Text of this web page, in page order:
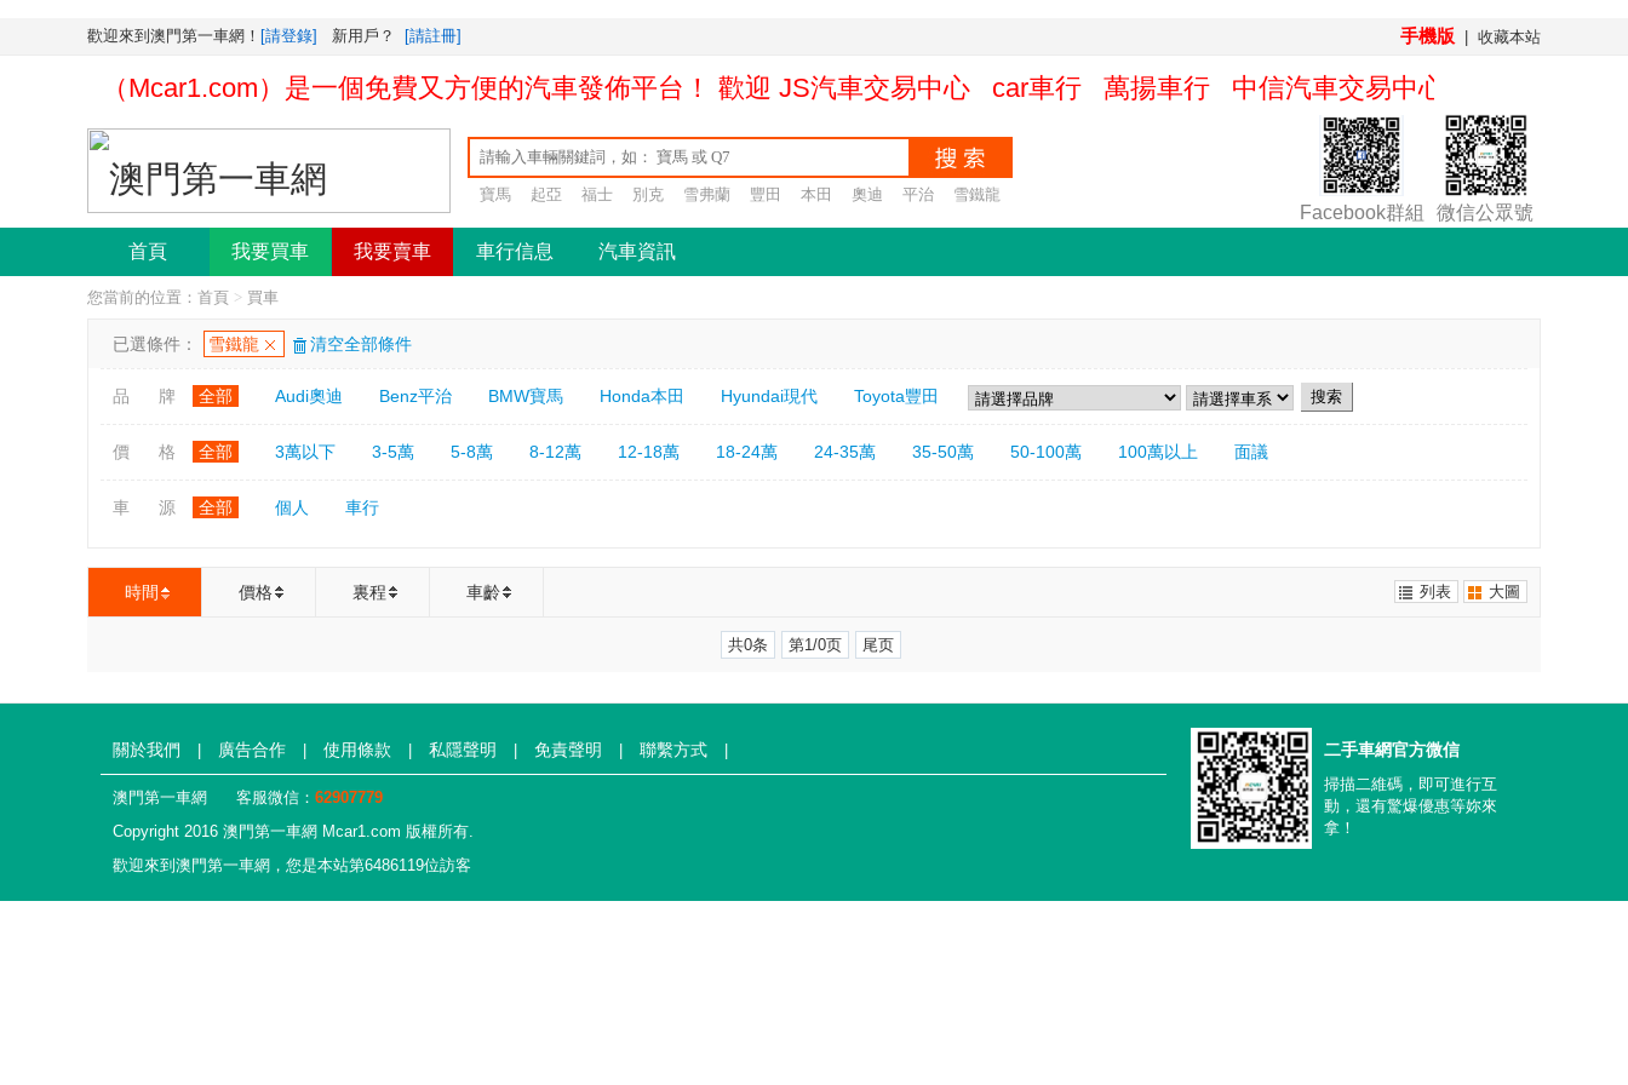
歡迎來到澳門第一車網！ [請登錄] 新用戶？ [請註冊] 手機版 收藏本站
一車網（Mcar1.com）是一個免費又方便的汽車發佈平台！ 歡迎 JS汽車交易中心 car車行 萬揚車行 中信汽車交易中心 騰龍車
寶馬 起亞 福士 別克 雪弗蘭 豐田 本田 奧迪 平治 雪鐵龍
Facebook群組
微信公眾號
首頁
我要買車 我要賣車 車行信息 汽車資訊
您當前的位置： 首頁 > 買車
已選條件： 雪鐵龍 清空全部條件
品 牌 全部 Audi奧迪 Benz平治 BMW寶馬 Honda本田 Hyundai現代 Toyota豐田
價 格 全部 3萬以下 3-5萬 5-8萬 8-12萬 12-18萬 18-24萬 24-35萬 35-50萬 50-100萬 100萬以上 面議
車 源 全部 個人 車行
時間 價格 裏程 車齡 列表 大圖
共0条 第1/0页 尾页
關於我們 廣告合作 使用條款 私隱聲明 免責聲明 聯繫方式
澳門第一車網 客服微信： 62907779
Copyright 2016 澳門第一車網 Mcar1.com 版權所有.
歡迎來到澳門第一車網，您是本站第6486119位訪客
二手車網官方微信
掃描二維碼，即可進行互
動，還有驚爆優惠等妳來
拿！